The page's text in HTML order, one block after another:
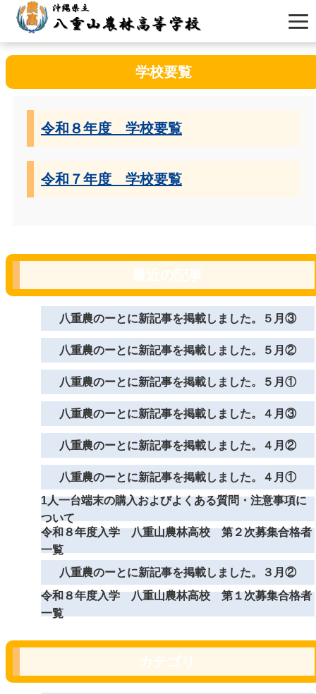
学校要覧
令和８年度 学校要覧
令和７年度 学校要覧
八重農のーとに新記事を掲載しました。５月③
八重農のーとに新記事を掲載しました。５月②
八重農のーとに新記事を掲載しました。５月①
八重農のーとに新記事を掲載しました。４月③
八重農のーとに新記事を掲載しました。４月②
八重農のーとに新記事を掲載しました。４月①
1人一台端末の購入およびよくある質問・注意事項に
ついて
令和８年度入学 八重山農林高校 第２次募集合格者
一覧
八重農のーとに新記事を掲載しました。３月②
令和８年度入学 八重山農林高校 第１次募集合格者
一覧